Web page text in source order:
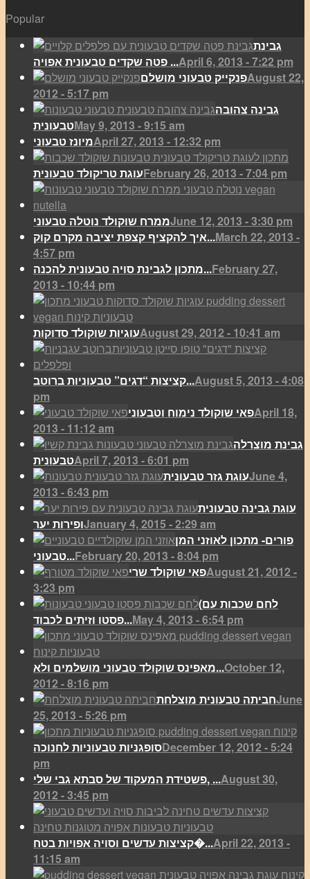
Popular
גבינת
פטה שקדים טבעונית אפויה ...April 6, 2013 - 7:22 pm
פנקייק טבעוני מושלםAugust 22,
2012 - 5:17 pm
גבינה צהובה
טבעוניתMay 9, 2013 - 9:15 am
מיונז טבעוניApril 27, 2013 - 12:32 pm
עוגת טריקולד טבעוניתFebruary 26, 2013 - 7:04 pm
ממרח שוקולד נוטלה טבעוניJune 12, 2013 - 3:30 pm
איך להקציף קצפת יציבה מקרם קוק...March 22, 2013 -
4:57 pm
מתכון לגבינת סויה טבעונית להכנה...February 27,
2013 - 10:44 pm
עוגיות שוקולד סדוקותAugust 29, 2012 - 10:41 am
קציצות “דגים” טבעוניות ברוטב...August 5, 2013 - 4:08
pm
פאי שוקולד נימוח וטבעוניApril 18,
2013 - 11:12 am
גבינת מוצרלה
טבעוניתApril 7, 2013 - 6:01 pm
עוגת גזר טבעוניתJune 4,
2013 - 6:43 pm
עוגת גבינה טבעונית
ופירות יערJanuary 4, 2015 - 2:29 am
פורים- מתכון לאוזני המן
טבעוני...February 20, 2013 - 8:04 pm
פאי שוקולד שריAugust 21, 2012 -
3:23 pm
(לחם שכבות עם
פסטו וזיתים לכבוד...May 4, 2013 - 6:54 pm
מאפינס שוקולד טבעוני מושלמים ולא...October 12,
2012 - 8:16 pm
חביתה טבעונית מוצלחתJune
25, 2013 - 5:26 pm
סופגניות טבעוניות לחנוכהDecember 12, 2012 - 5:24
pm
פשטידת המעקוד של סבתא גבי שלי, ...August 30,
2012 - 3:45 pm
קציצות עדשים וסויה אפויות בטח�...April 22, 2013 -
11:15 am